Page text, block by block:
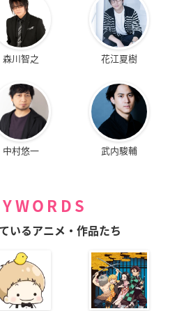
森川智之 花江夏樹
中村悠一 武内駿輔
いるアニメ・作品たち